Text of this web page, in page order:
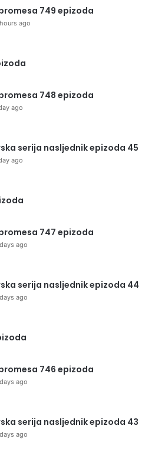
749 epizoda
ago
748 epizoda
ago
serija nasljednik epizoda 45
ago
747 epizoda
ago
serija nasljednik epizoda 44
ago
746 epizoda
ago
serija nasljednik epizoda 43
ago